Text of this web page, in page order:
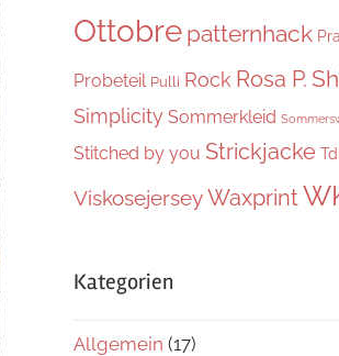
Ottobre patternhack
Probeteil Pulli Rock Rosa P.
Simplicity Sommerkleid
Stitched by you Strickjacke
ViskosejerseyWaxprint
Kategorien
Allgemein (17)